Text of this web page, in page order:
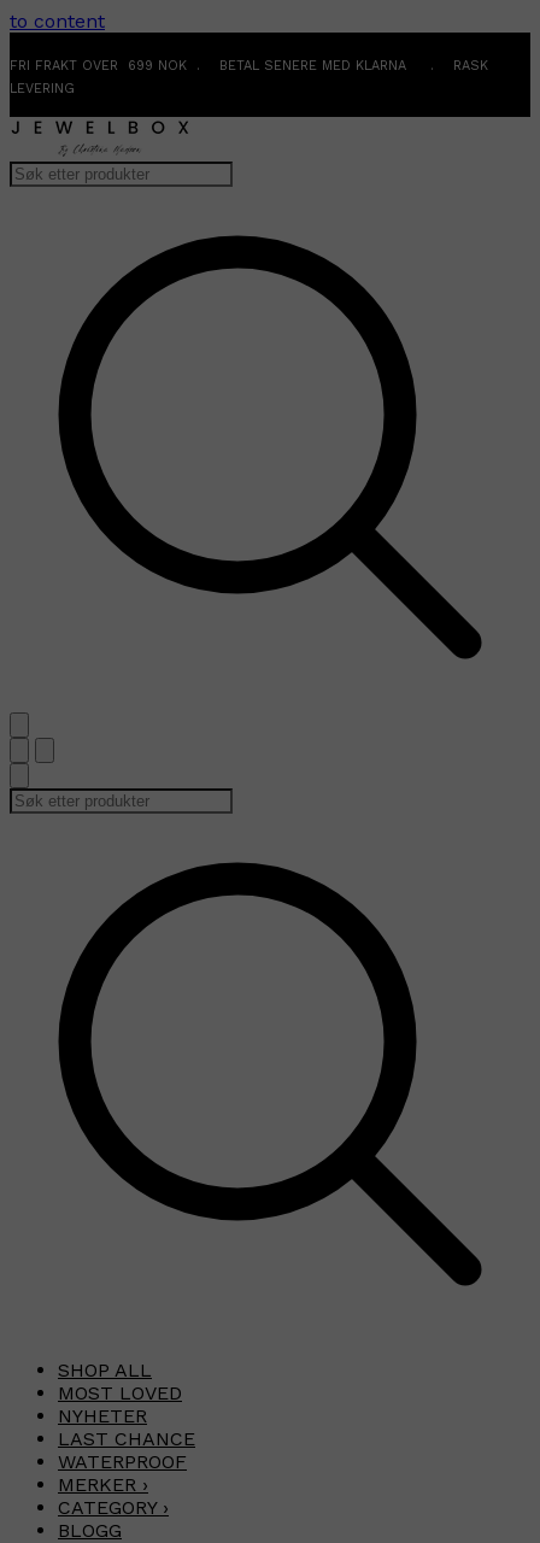
to content
FRI FRAKT OVER 699 NOK . BETAL SENERE MED KLARNA . RASK
LEVERING
SHOP ALL
MOST LOVED
NYHETER
LAST CHANCE
WATERPROOF
MERKER ›
CATEGORY ›
BLOGG